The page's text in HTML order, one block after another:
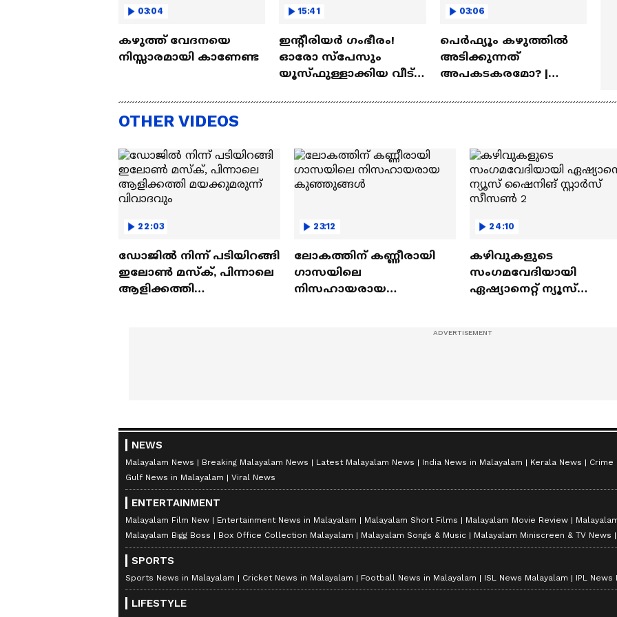
03:04
കഴുത്ത് വേദനയെ
നിസ്സാരമായി കാണേണ്ട
15:41
ഇന്റീരിയർ ഗംഭീരം!
ഓരോ സ്‌പേസും
യൂസ്ഫുള്ളാക്കിയ വീട് |
03:06
പെർഫ്യൂം കഴുത്തിൽ
അടിക്കുന്നത്
അപകടകരമോ? |
OTHER VIDEOS
22:03
ഡോജിൽ നിന്ന് പടിയിറങ്ങി
ഇലോൺ മസ്ക്, പിന്നാലെ
ആളിക്കത്തി
23:12
ലോകത്തിന് കണ്ണീരായി
ഗാസയിലെ
നിസഹായരായ
24:10
കഴിവുകളുടെ
സംഗമവേദിയായി
ഏഷ്യാനെറ്റ് ന്യൂസ്
NEWS
Malayalam News Breaking Malayalam News Latest Malayalam News India News in Malayalam Kerala News Crime
Gulf News in Malayalam
Viral News
ENTERTAINMENT
Malayalam Film New Entertainment News in Malayalam Malayalam Short Films Malayalam Movie Review
Malayalam Bigg Boss
Box Office Collection Malayalam Malayalam Songs & Music Malayalam Miniscreen & TV News
SPORTS
Sports News in Malayalam Cricket News in Malayalam Football News in Malayalam ISL News Malayalam IPL News
LIFESTYLE